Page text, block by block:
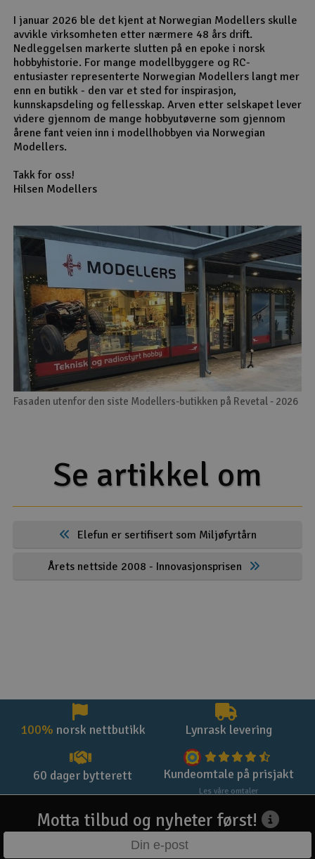
I januar 2026 ble det kjent at Norwegian Modellers skulle
avvikle virksomheten etter nærmere 48 års drift.
Nedleggelsen markerte slutten på en epoke i norsk
hobbyhistorie. For mange modellbyggere og RC-
entusiaster representerte Norwegian Modellers langt mer
enn en butikk - den var et sted for inspirasjon,
kunnskapsdeling og fellesskap. Arven etter selskapet lever
videre gjennom de mange hobbyutøverne som gjennom
årene fant veien inn i modellhobbyen via Norwegian
Modellers.
Takk for oss!
Hilsen Modellers
Fasaden utenfor den siste Modellers-butikken på Revetal - 2026
Se artikkel om
Elefun er sertifisert som Miljøfyrtårn
Årets nettside 2008 - Innovasjonsprisen
100% norsk nettbutikk Lynrask levering
60 dager bytterett Kundeomtale på prisjakt
Les våre omtaler
Motta tilbud og nyheter først!